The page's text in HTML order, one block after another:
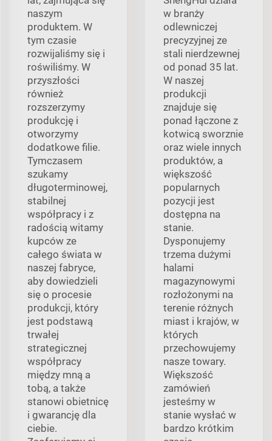
naszym
produktem. W
tym czasie
rozwijaliśmy się i
roświliśmy. W
przyszłości
również
rozszerzymy
produkcję i
otworzymy
dodatkowe filie.
Tymczasem
szukamy
długoterminowej,
stabilnej
współpracy i z
radością witamy
kupców ze
całego świata w
naszej fabryce,
aby dowiedzieli
się o procesie
produkcji, który
jest podstawą
trwałej
strategicznej
współpracy
między mną a
tobą, a także
stanowi obietnicę
i gwarancję dla
ciebie.
w branży
odlewniczej
precyzyjnej ze
stali nierdzewnej
od ponad 35 lat.
W naszej
produkcji
znajduje się
ponad łączone z
kotwicą sworznie
oraz wiele innych
produktów, a
większość
popularnych
pozycji jest
dostępna na
stanie.
Dysponujemy
trzema dużymi
halami
magazynowymi
rozłożonymi na
terenie różnych
miast i krajów, w
których
przechowujemy
nasze towary.
Większość
zamówień
jesteśmy w
stanie wysłać w
bardzo krótkim